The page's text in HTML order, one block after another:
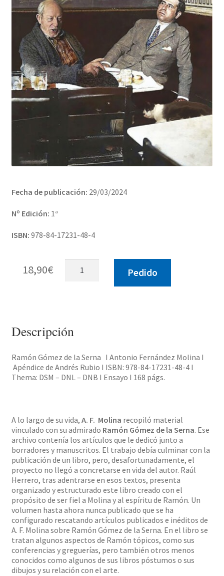
Fecha de publicación: 29/03/2024
Nº Edición: 1ª
ISBN: 978-84-17231-48-4
18,90€
cantidad
Pedido
Descripción
Ramón Gómez de la Serna I Antonio Fernández Molina I
Apéndice de Andrés Rubio I ISBN: 978-84-17231-48-4 I
Thema: DSM – DNL – DNB I Ensayo I 168 págs.
A lo largo de su vida, A. F. Molina recopiló material
vinculado con su admirado Ramón Gómez de la Serna. Ese
archivo contenía los artículos que le dedicó junto a
borradores y manuscritos. El trabajo debía culminar con la
publicación de un libro, pero, desafortunadamente, el
proyecto no llegó a concretarse en vida del autor. Raúl
Herrero, tras adentrarse en esos textos, presenta
organizado y estructurado este libro creado con el
propósito de ser fiel a Molina y al espíritu de Ramón. Un
volumen hasta ahora nunca publicado que se ha
configurado rescatando artículos publicados e inéditos de
A. F. Molina sobre Ramón Gómez de la Serna. En el libro se
tratan algunos aspectos de Ramón tópicos, como sus
conferencias y greguerías, pero también otros menos
conocidos como algunos de sus libros póstumos o sus
dibujos y su relación con el arte.